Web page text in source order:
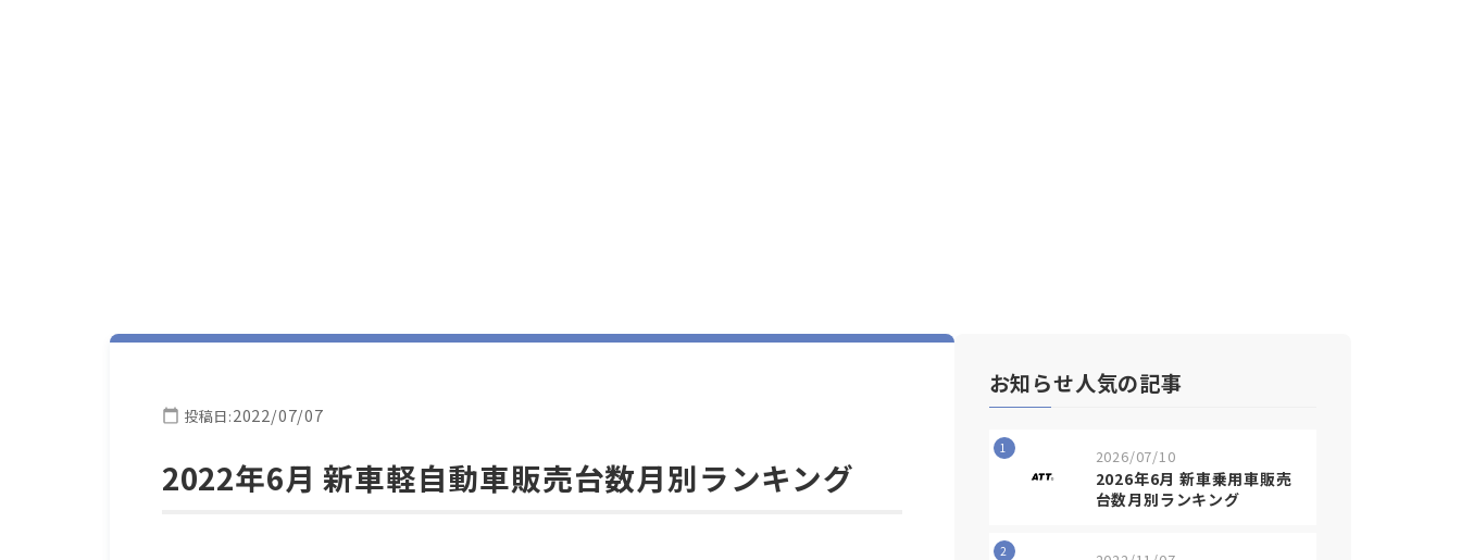
投稿日:2022/07/07
2022年6月 新車軽自動車販売台数月別ランキング
お知らせ人気の記事
1 2026/07/10
2026年6月 新車乗用車販売
台数月別ランキング
2